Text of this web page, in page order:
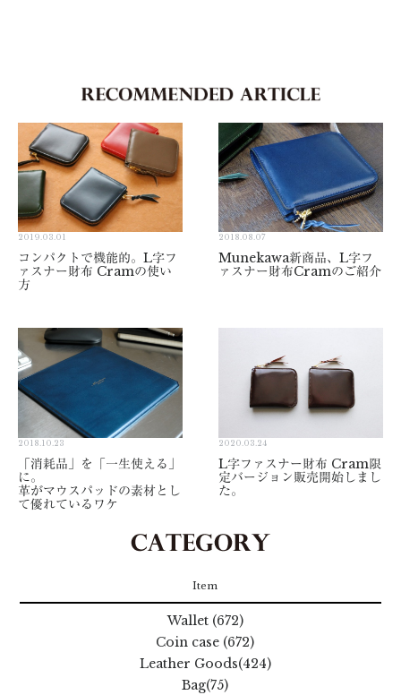
2019.03.01
コンパクトで機能的。L字フ
ァスナー財布 Cramの使い
方
2018.08.07
Munekawa新商品、L字フ
ァスナー財布Cramのご紹介
2018.10.23
「消耗品」を「一生使える」
に。
革がマウスパッドの素材とし
て優れているワケ
2020.03.24
L字ファスナー財布 Cram限
定バージョン販売開始しまし
た。
Item
Wallet (672)
Coin case (672)
Leather Goods(424)
Bag(75)